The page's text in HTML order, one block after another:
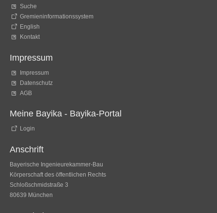
Suche
Gremieninformationssystem
English
Kontakt
Impressum
Impressum
Datenschutz
AGB
Meine Bayika - Bayika-Portal
Login
Anschrift
Bayerische Ingenieurekammer-Bau
Körperschaft des öffentlichen Rechts
Schloßschmidstraße 3
80639 München